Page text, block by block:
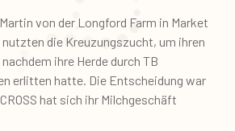
von der Longford Farm in Market
die Kreuzungszucht, um ihren
ihre Herde durch TB
erlitten hatte. Die Entscheidung war
hat sich ihr Milchgeschäft